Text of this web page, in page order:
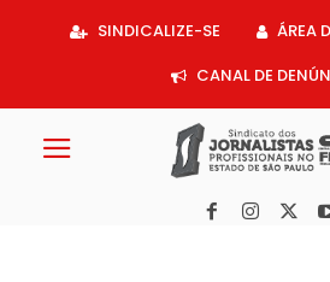
SINDICALIZE-SE
ÁREA
CANAL DE